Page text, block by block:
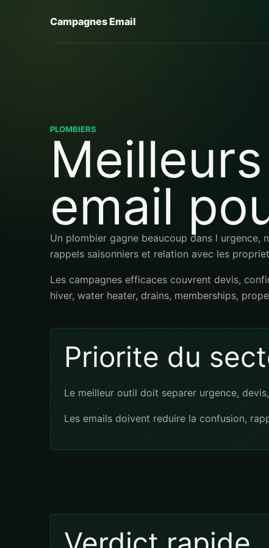
Campagnes Email
PLOMBIERS
email
Un plombier gagne beaucoup dans l urgence,
rappels saisonniers et relation avec les
Les campagnes efficaces couvrent devis,
hiver, water heater, drains, memberships,
Priorite du
Le meilleur outil doit separer urgence,
Les emails doivent reduire la confusion,